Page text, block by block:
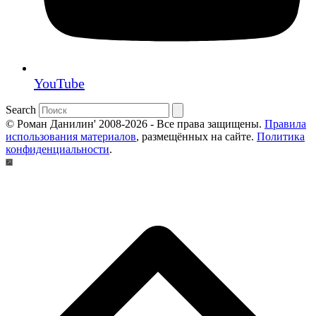
YouTube
Search
© Роман Данилин' 2008-2026 - Все права защищены. Правила
использования материалов, размещённых на сайте. Политика
конфиденциальности.